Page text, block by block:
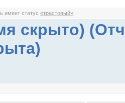
имеет статус«трастовый»
скрыто)